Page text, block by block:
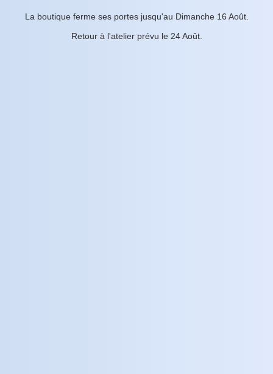
La boutique ferme ses portes jusqu'au Dimanche 16 Août.
Retour à l'atelier prévu le 24 Août.